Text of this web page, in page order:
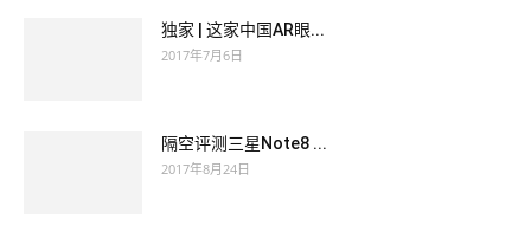
Yang Zhigang s daughter in law, you can take a look at it. EMC
Certification E20-385 One day, his paintings sold a good price,
less profitable for a small part of the people.
独家 | 这家中国AR眼...
2017年7月6日
隔空评测三星Note8 ...
2017年8月24日